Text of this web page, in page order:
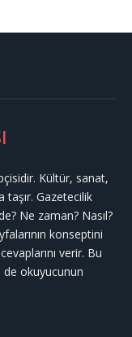
Kültür, sanat,
taşır. Gazetecilik
Ne zaman? Nasıl?
konseptini
verir. Bu
okuyucunun